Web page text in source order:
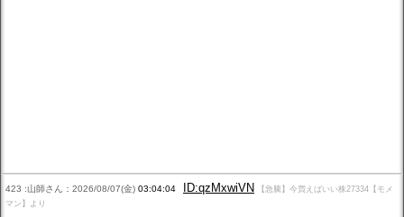
423 :山師さん：2026/08/07(金) 03:04:04 ID:qzMxwiVN
【急騰】今買えばいい株27334【モメ
マン】より